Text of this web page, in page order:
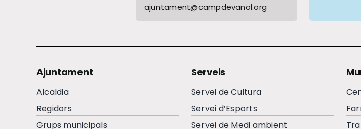
ajuntament@campdevanol.org
Ajuntament
Alcaldia
Regidors
Grups municipals
Serveis
Servei de Cultura
Servei d’Esports
Servei de Medi ambient